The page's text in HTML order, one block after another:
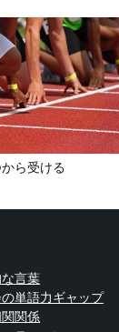
ら受ける
言葉
単語力ギャップ
関係